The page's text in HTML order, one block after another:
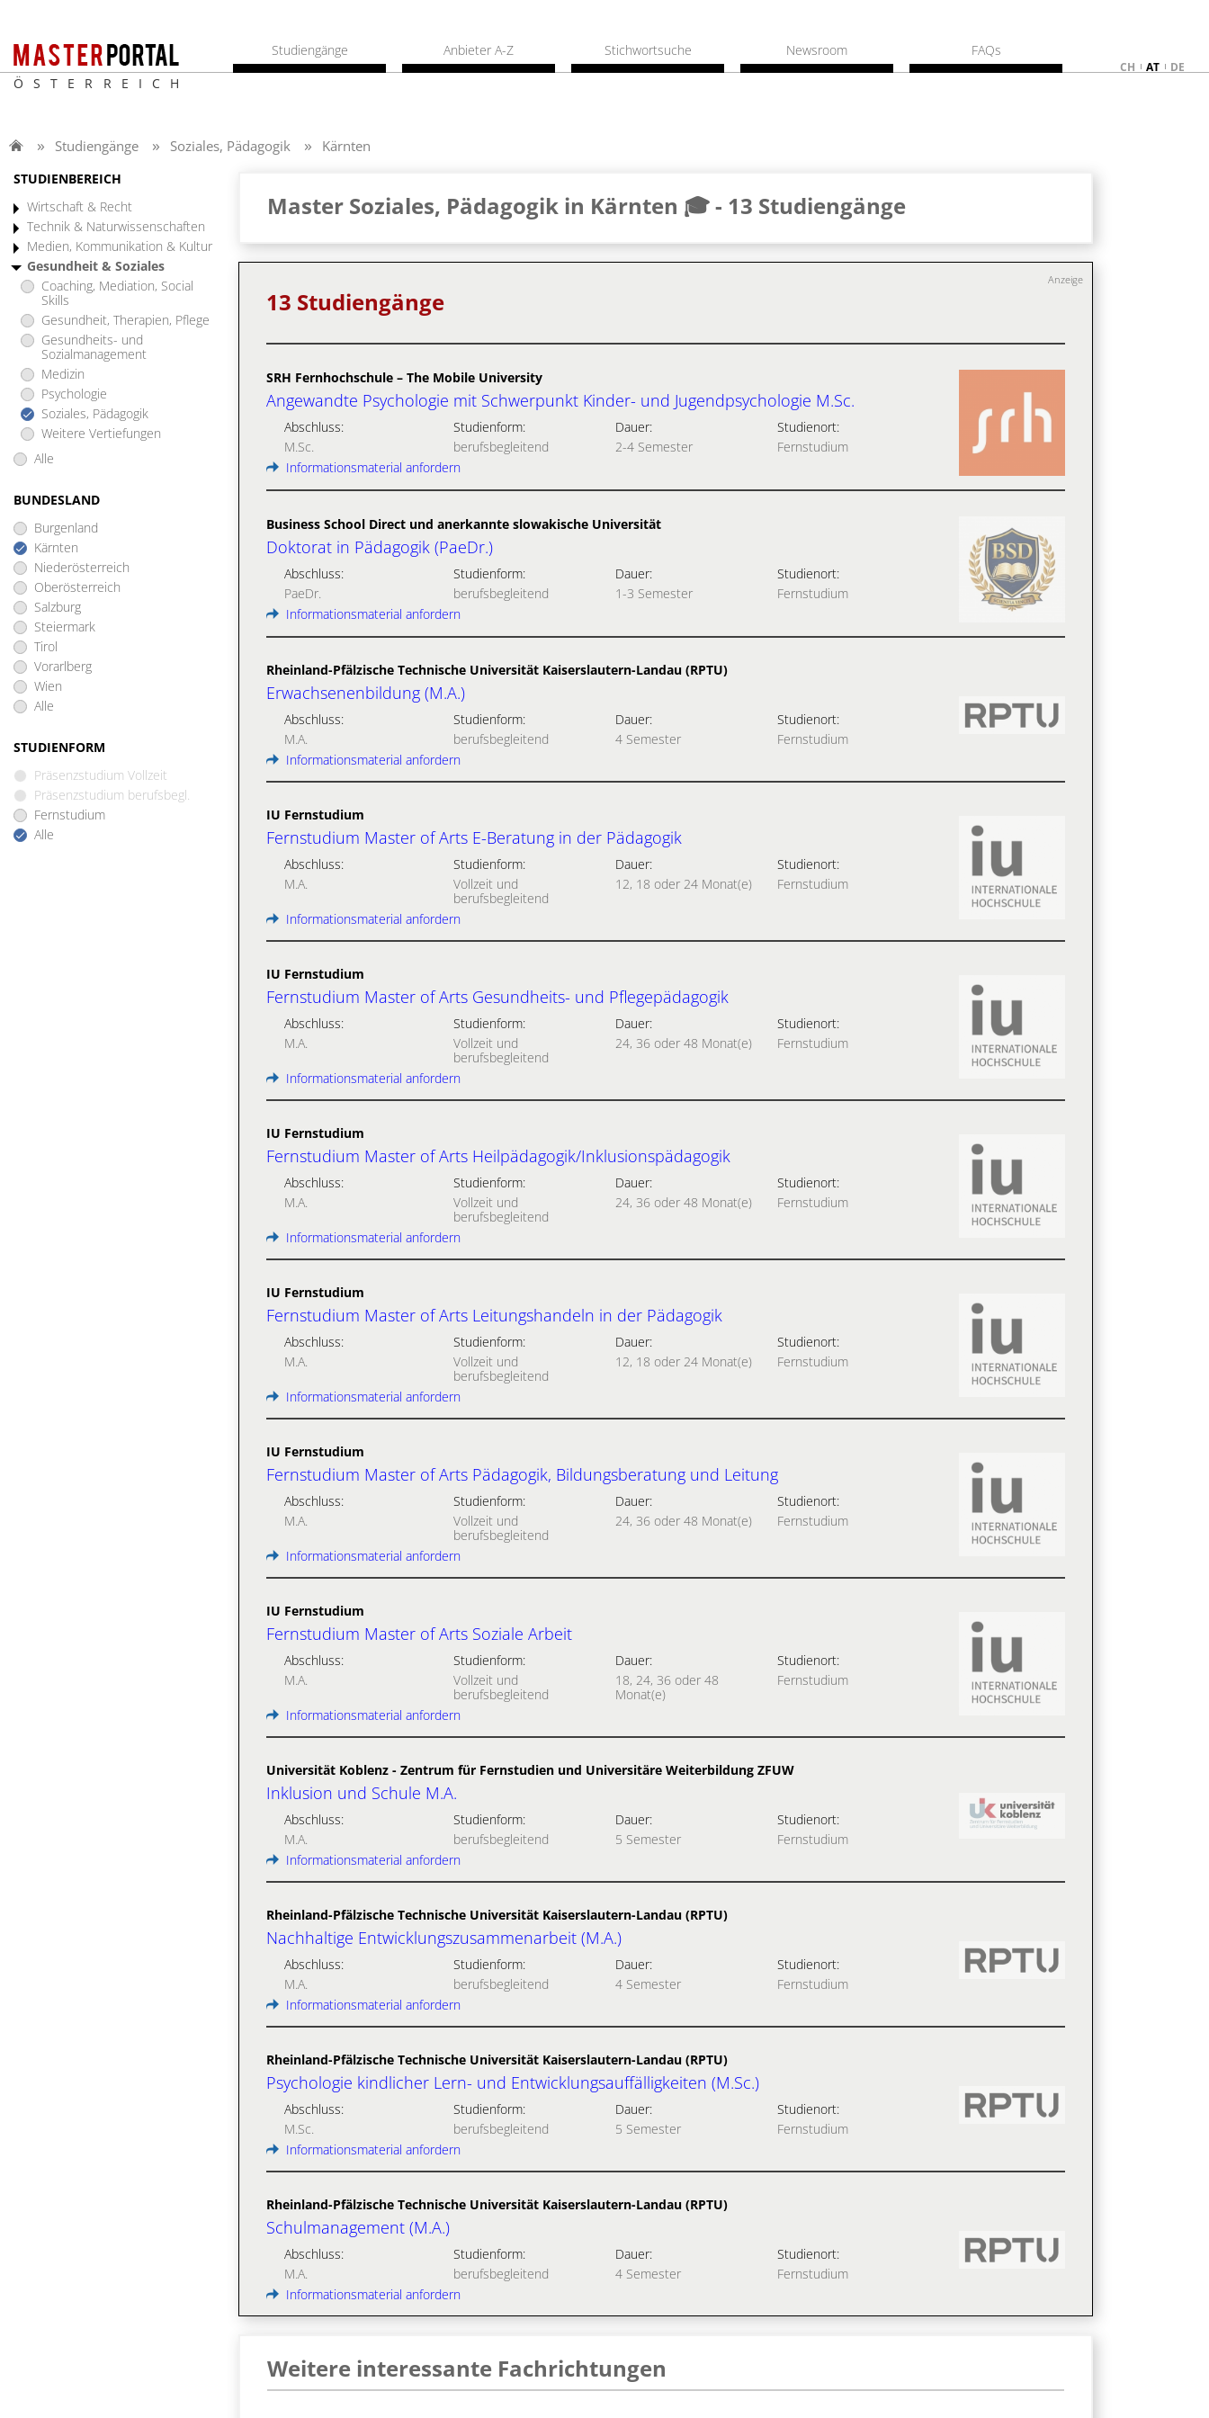
ÖSTERREICH
CH AT DE
Studiengänge Soziales, Pädagogik Kärnten
STUDIENBEREICH
Wirtschaft & Recht
Technik & Naturwissenschaften
Medien, Kommunikation & Kultur
Gesundheit & Soziales
Coaching, Mediation, Social
Skills
Gesundheit, Therapien, Pflege
Gesundheits- und
Sozialmanagement
Medizin
Psychologie
Soziales, Pädagogik
Weitere Vertiefungen
Alle
BUNDESLAND
Burgenland
Kärnten
Niederösterreich
Oberösterreich
Salzburg
Steiermark
Tirol
Vorarlberg
Wien
Alle
STUDIENFORM
Präsenzstudium Vollzeit
Präsenzstudium berufsbegl.
Fernstudium
Alle
Master Soziales, Pädagogik in Kärnten 🎓 - 13 Studiengänge
Anzeige
13 Studiengänge
SRH Fernhochschule – The Mobile University
Angewandte Psychologie mit Schwerpunkt Kinder- und Jugendpsychologie M.Sc.
Abschluss:
M.Sc.
Studienform:
berufsbegleitend
Dauer:
2-4 Semester
Studienort:
Fernstudium
Informationsmaterial anfordern
Business School Direct und anerkannte slowakische Universität
Doktorat in Pädagogik (PaeDr.)
Abschluss:
PaeDr.
Studienform:
berufsbegleitend
Dauer:
1-3 Semester
Studienort:
Fernstudium
Informationsmaterial anfordern
Rheinland-Pfälzische Technische Universität Kaiserslautern-Landau (RPTU)
Erwachsenenbildung (M.A.)
Abschluss:
M.A.
Studienform:
berufsbegleitend
Dauer:
4 Semester
Studienort:
Fernstudium
Informationsmaterial anfordern
IU Fernstudium
Fernstudium Master of Arts E-Beratung in der Pädagogik
Abschluss:
M.A.
Studienform:
Vollzeit und
berufsbegleitend
Dauer:
12, 18 oder 24 Monat(e)
Studienort:
Fernstudium
Informationsmaterial anfordern
IU Fernstudium
Fernstudium Master of Arts Gesundheits- und Pflegepädagogik
Abschluss:
M.A.
Studienform:
Vollzeit und
berufsbegleitend
Dauer:
24, 36 oder 48 Monat(e)
Studienort:
Fernstudium
Informationsmaterial anfordern
IU Fernstudium
Fernstudium Master of Arts Heilpädagogik/Inklusionspädagogik
Abschluss:
M.A.
Studienform:
Vollzeit und
berufsbegleitend
Dauer:
24, 36 oder 48 Monat(e)
Studienort:
Fernstudium
Informationsmaterial anfordern
IU Fernstudium
Fernstudium Master of Arts Leitungshandeln in der Pädagogik
Abschluss:
M.A.
Studienform:
Vollzeit und
berufsbegleitend
Dauer:
12, 18 oder 24 Monat(e)
Studienort:
Fernstudium
Informationsmaterial anfordern
IU Fernstudium
Fernstudium Master of Arts Pädagogik, Bildungsberatung und Leitung
Abschluss:
M.A.
Studienform:
Vollzeit und
berufsbegleitend
Dauer:
24, 36 oder 48 Monat(e)
Studienort:
Fernstudium
Informationsmaterial anfordern
IU Fernstudium
Fernstudium Master of Arts Soziale Arbeit
Abschluss:
M.A.
Studienform:
Vollzeit und
berufsbegleitend
Dauer:
18, 24, 36 oder 48
Monat(e)
Studienort:
Fernstudium
Informationsmaterial anfordern
Universität Koblenz - Zentrum für Fernstudien und Universitäre Weiterbildung ZFUW
Inklusion und Schule M.A.
Abschluss:
M.A.
Studienform:
berufsbegleitend
Dauer:
5 Semester
Studienort:
Fernstudium
Informationsmaterial anfordern
Rheinland-Pfälzische Technische Universität Kaiserslautern-Landau (RPTU)
Nachhaltige Entwicklungszusammenarbeit (M.A.)
Abschluss:
M.A.
Studienform:
berufsbegleitend
Dauer:
4 Semester
Studienort:
Fernstudium
Informationsmaterial anfordern
Rheinland-Pfälzische Technische Universität Kaiserslautern-Landau (RPTU)
Psychologie kindlicher Lern- und Entwicklungsauffälligkeiten (M.Sc.)
Abschluss:
M.Sc.
Studienform:
berufsbegleitend
Dauer:
5 Semester
Studienort:
Fernstudium
Informationsmaterial anfordern
Rheinland-Pfälzische Technische Universität Kaiserslautern-Landau (RPTU)
Schulmanagement (M.A.)
Abschluss:
M.A.
Studienform:
berufsbegleitend
Dauer:
4 Semester
Studienort:
Fernstudium
Informationsmaterial anfordern
Weitere interessante Fachrichtungen
Studiengänge Anbieter A-Z Stichwortsuche Newsroom FAQs